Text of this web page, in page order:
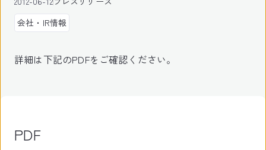
会社・IR情報
詳細は下記のPDFをご確認ください。
PDF